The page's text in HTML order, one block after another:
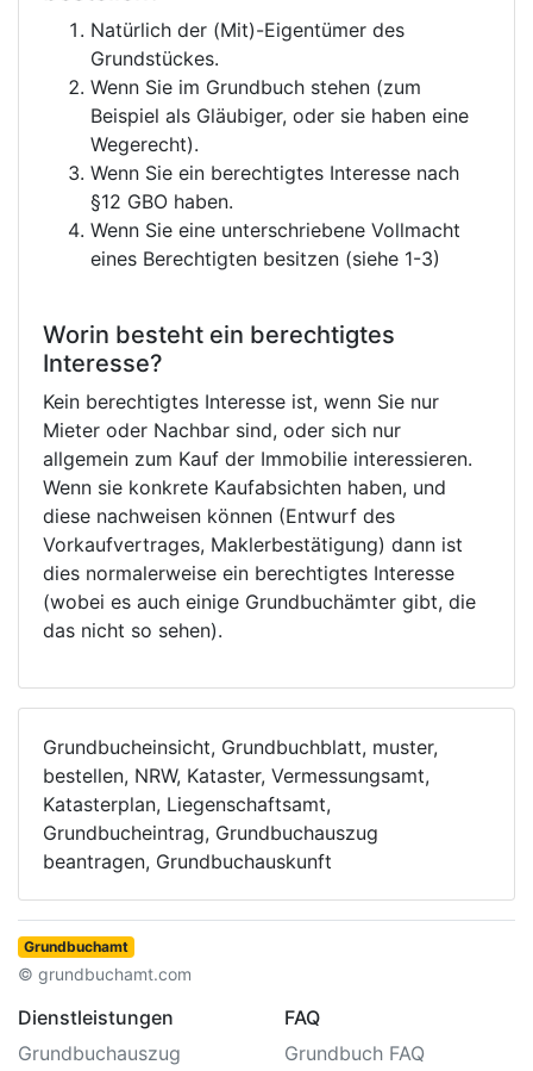
Natürlich der (Mit)-Eigentümer des
Grundstückes.
Wenn Sie im Grundbuch stehen (zum
Beispiel als Gläubiger, oder sie haben eine
Wegerecht).
Wenn Sie ein berechtigtes Interesse nach
§12 GBO haben.
Wenn Sie eine unterschriebene Vollmacht
eines Berechtigten besitzen (siehe 1-3)
Worin besteht ein berechtigtes
Interesse?
Kein berechtigtes Interesse ist, wenn Sie nur
Mieter oder Nachbar sind, oder sich nur
allgemein zum Kauf der Immobilie interessieren.
Wenn sie konkrete Kaufabsichten haben, und
diese nachweisen können (Entwurf des
Vorkaufvertrages, Maklerbestätigung) dann ist
dies normalerweise ein berechtigtes Interesse
(wobei es auch einige Grundbuchämter gibt, die
das nicht so sehen).
Grundbucheinsicht, Grundbuchblatt, muster,
bestellen, NRW, Kataster, Vermessungsamt,
Katasterplan, Liegenschaftsamt,
Grundbucheintrag, Grundbuchauszug
beantragen, Grundbuchauskunft
Grundbuchamt
© grundbuchamt.com
Dienstleistungen
Grundbuchauszug
FAQ
Grundbuch FAQ